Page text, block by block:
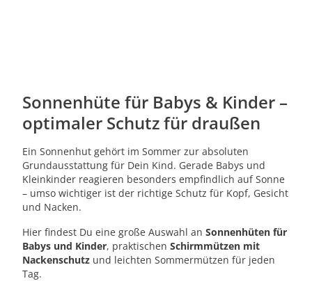
Sonnenhüte für Babys & Kinder –
optimaler Schutz für draußen
Ein Sonnenhut gehört im Sommer zur absoluten
Grundausstattung für Dein Kind. Gerade Babys und
Kleinkinder reagieren besonders empfindlich auf Sonne
– umso wichtiger ist der richtige Schutz für Kopf, Gesicht
und Nacken.
Hier findest Du eine große Auswahl an Sonnenhüten für
Babys und Kinder, praktischen Schirmmützen mit
Nackenschutz und leichten Sommermützen für jeden
Tag.